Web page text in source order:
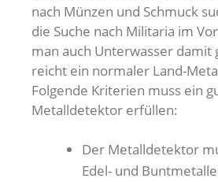
nach Münzen und Schmuck
die Suche nach Militaria im
man auch Unterwasser damit
reicht ein normaler Land-
Folgende Kriterien muss ein
Metalldetektor erfüllen:
Der Metalldetektor
Edel- und